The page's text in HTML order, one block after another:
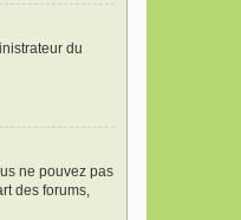
du
ne pouvez pas
des forums,